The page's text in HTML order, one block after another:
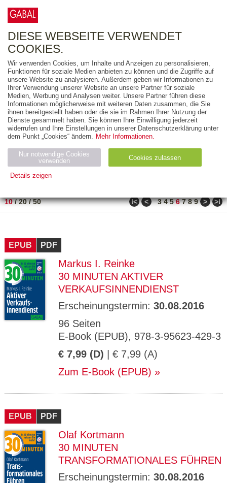
FREITEXT
AUSGABEART
AUS DER REIHE
ZUM THEMA
Neuerscheinung
Bestseller
PREIS
10/20/50 ǀ< < 3 4 5 6 7 8 9 > >ǀ
EPUB PDF
Markus I. Reinke
30 MINUTEN AKTIVER
VERKAUFSINNENDIENST
Erscheinungstermin: 30.08.2016
96 Seiten
E-Book (EPUB), 978-3-95623-429-3
€ 7,99 (D) | € 7,99 (A)
Zum E-Book (EPUB)
EPUB PDF
Olaf Kortmann
30 MINUTEN
TRANSFORMATIONALES FÜHREN
Erscheinungstermin: 30.08.2016
DIESE WEBSEITE VERWENDET
COOKIES.
Wir verwenden Cookies, um Inhalte und Anzeigen zu personalisieren,
Funktionen für soziale Medien anbieten zu können und die Zugriffe auf
unsere Website zu analysieren. Außerdem geben wir Informationen zu
Ihrer Verwendung unserer Website an unsere Partner für soziale
Medien, Werbung und Analysen weiter. Unsere Partner führen diese
Informationen möglicherweise mit weiteren Daten zusammen, die Sie
ihnen bereitgestellt haben oder die sie im Rahmen Ihrer Nutzung der
Dienste gesammelt haben. Sie können Ihre Einwilligung jederzeit
widerrufen und Ihre Einstellungen in unserer Datenschutzerklärung unter
dem Punkt „Cookies“ ändern. Mehr Informationen.
Nur notwendige Cookies
verwenden
Cookies zulassen
Details zeigen
Name Zweck
Ty
ESSION
_ID
verlag.
de
GV_CO
OKIES
gabal-
Speichert den Zustimmungsstatus des
Domäne.